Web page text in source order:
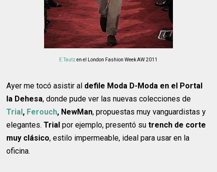
E.Tautz en el London Fashion Week AW 2011
Ayer me tocó asistir al defile Moda D-Moda en el Portal
la Dehesa, donde pude ver las nuevas colecciones de
Trial, Ferouch, NewMan, propuestas muy vanguardistas y
elegantes.Trial por ejemplo, presentó su trench de corte
muy clásico, estilo impermeable, ideal para usar en la
oficina.